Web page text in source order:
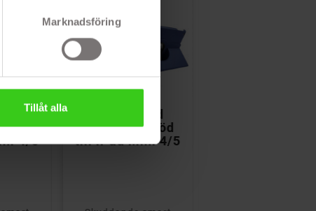
Marknadsföring
Tillåt alla
stöd
4/5
Fodral med
roterande stöd
till iPad Mini 4/5